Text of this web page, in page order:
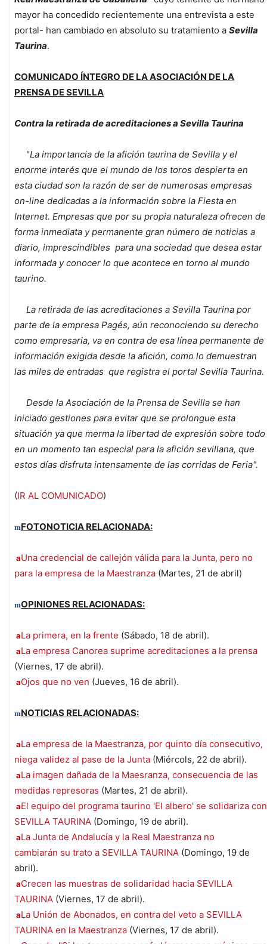
mayor ha concedido recientemente una entrevista a este
portal- han cambiado en absoluto su tratamiento a Sevilla
Taurina.
COMUNICADO ÍNTEGRO DE LA ASOCIACIÓN DE LA
PRENSA DE SEVILLA
Contra la retirada de acreditaciones a Sevilla Taurina
"La importancia de la afición taurina de Sevilla y el
enorme interés que el mundo de los toros despierta en
esta ciudad son la razón de ser de numerosas empresas
on-line dedicadas a la información sobre la Fiesta en
Internet. Empresas que por su propia naturaleza ofrecen de
forma inmediata y permanente gran número de noticias a
diario, imprescindibles para una sociedad que desea estar
informada y conocer lo que acontece en torno al mundo
taurino.
La retirada de las acreditaciones a Sevilla Taurina por
parte de la empresa Pagés, aún reconociendo su derecho
como empresaria, va en contra de esa línea permanente de
información exigida desde la afición, como lo demuestran
las miles de entradas que registra el portal Sevilla Taurina.
Desde la Asociación de la Prensa de Sevilla se han
iniciado gestiones para evitar que se prolongue esta
situación ya que merma la libertad de expresión sobre todo
en un momento tan especial para la afición sevillana, que
estos días disfruta intensamente de las corridas de Feria".
(IR AL COMUNICADO)
mFOTONOTICIA RELACIONADA:
aUna credencial de callejón válida para la Junta, pero no
para la empresa de la Maestranza (Martes, 21 de abril)
mOPINIONES RELACIONADAS:
aLa primera, en la frente (Sábado, 18 de abril).
aLa empresa Canorea suprime acreditaciones a la prensa
(Viernes, 17 de abril).
aOjos que no ven (Jueves, 16 de abril).
mNOTICIAS RELACIONADAS:
aLa empresa de la Maestranza, por quinto día consecutivo,
niega validez al pase de la Junta (Miércols, 22 de abril).
aLa imagen dañada de la Maesranza, consecuencia de las
medidas represoras (Martes, 21 de abril).
aEl equipo del programa taurino 'El albero' se solidariza con
SEVILLA TAURINA (Domingo, 19 de abril).
aLa Junta de Andalucía y la Real Maestranza no
cambiarán su trato a SEVILLA TAURINA (Domingo, 19 de
abril).
aCrecen las muestras de solidaridad hacia SEVILLA
TAURINA (Viernes, 17 de abril).
aLa Unión de Abonados, en contra del veto a SEVILLA
TAURINA en la Maestranza (Viernes, 17 de abril).